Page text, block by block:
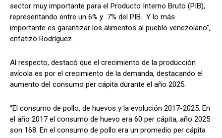
sector muy importante para el Producto Interno Bruto (PIB),
representando entre un 6% y 7% del PIB. Y lo más
importante es garantizar los alimentos al pueblo venezolano”,
enfatizó Rodríguez.
Al respecto, destacó que el crecimiento de la producción
avícola es por el crecimiento de la demanda, destacando el
aumento del consumo per cápita durante el año 2025.
“El consumo de pollo, de huevos y la evolución 2017-2025. En
el año 2017 el consumo de huevo era 60 per cápita, año 2025
son 168. En el consumo de pollo era un promedio per cápita